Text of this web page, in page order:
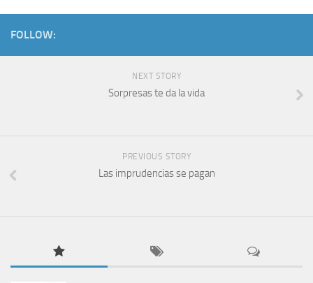
FOLLOW:
NEXT STORY
Sorpresas te da la vida
PREVIOUS STORY
Las imprudencias se pagan